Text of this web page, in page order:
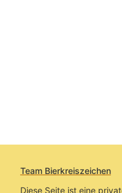
Team Bierkreiszeichen
Diese Seite ist eine